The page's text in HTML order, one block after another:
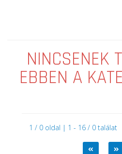
NINCSENEK
EBBEN A
1 / 0 oldal | 1 - 16 / 0 találat